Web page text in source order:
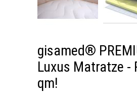
gisamed®
Luxus Matratze -
qm!